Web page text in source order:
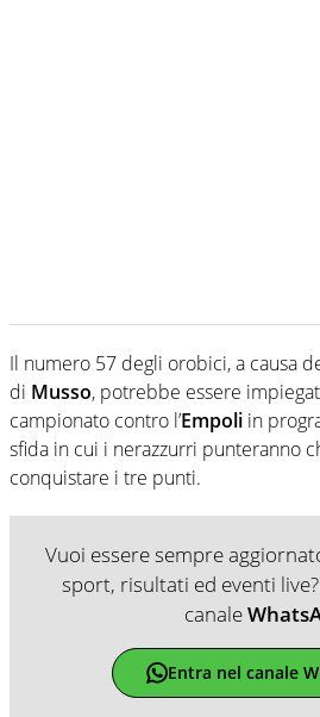
Il numero 57 degli orobici, a causa
di Musso, potrebbe essere
campionato contro l’Empoli in
sfida in cui i nerazzurri punteranno
conquistare i tre punti.
Vuoi essere sempre
sport, risultati ed eventi
canale
Entra nel canale